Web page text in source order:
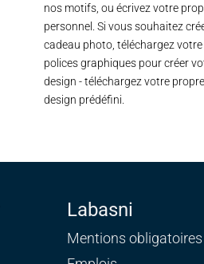
nos motifs, ou écrivez votre
personnel. Si vous souhaitez
cadeau photo, téléchargez
polices graphiques pour créer
design - téléchargez votre
design prédéfini.
Labasni
Mentions obligatoires